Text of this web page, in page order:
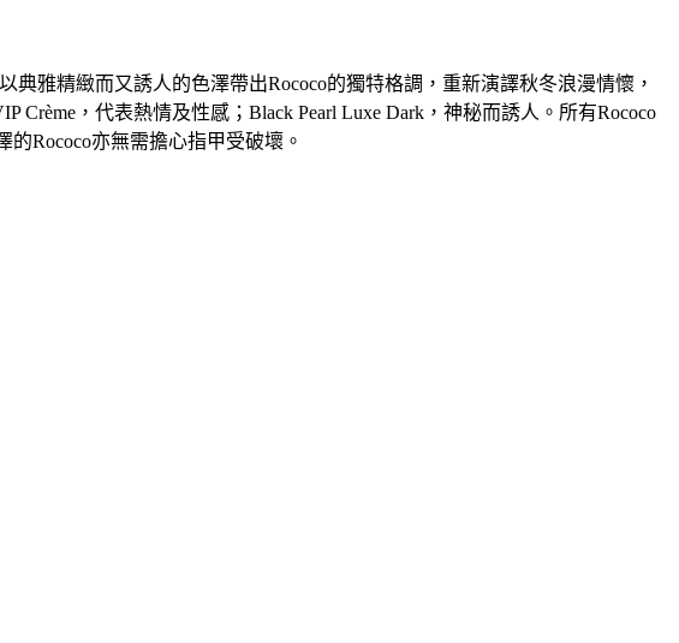
典雅精緻而又誘人的色澤帶出Rococo的獨特格調，重新演譯秋冬浪漫情懷，
Crème，代表熱情及性感；Black Pearl Luxe Dark，神秘而誘人。所有Rococo
Rococo亦無需擔心指甲受破壞。